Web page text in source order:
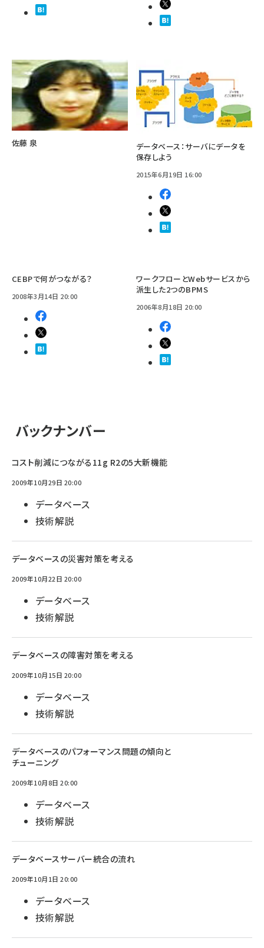
佐藤 泉
データベース：サーバにデータを
保存しよう
2015年6月19日 16:00
CEBPで何がつながる？
2008年3月14日 20:00
ワークフローとWebサービスから
派生した2つのBPMS
2006年8月18日 20:00
バックナンバー
コスト削減につながる11g R2の5大新機能
2009年10月29日 20:00
データベース
技術解説
データベースの災害対策を考える
2009年10月22日 20:00
データベース
技術解説
データベースの障害対策を考える
2009年10月15日 20:00
データベース
技術解説
データベースのパフォーマンス問題の傾向と
チューニング
2009年10月8日 20:00
データベース
技術解説
データベースサーバー統合の流れ
2009年10月1日 20:00
データベース
技術解説